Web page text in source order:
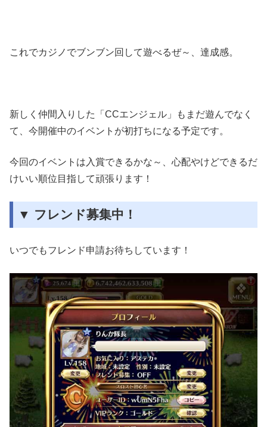
これでカジノでブンブン回して遊べるぜ～、達成感。
新しく仲間入りした「 CCエンジェル」もまだ遊んでなく
て、今開催中のイベントが初打ちになる予定です。
今回のイベントは入賞できるかな～、心配やけどできるだ
けいい順位目指して頑張ります！
▼ フレンド募集中！
いつでもフレンド申請お待ちしています！